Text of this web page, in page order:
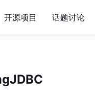
开源项目 话题讨论